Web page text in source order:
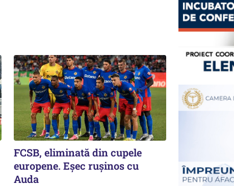
FCSB, eliminată din cupele
europene. Eşec ruşinos cu
Auda